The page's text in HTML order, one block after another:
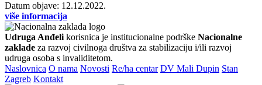
Datum objave: 12.12.2022.
više informacija
Udruga Anđeli korisnica je institucionalne podrške Nacionalne
zaklade za razvoj civilnoga društva za stabilizaciju i/ili razvoj
udruga osoba s invaliditetom.
Naslovnica O nama Novosti Re/ha centar DV Mali Dupin Stan
Zagreb Kontakt